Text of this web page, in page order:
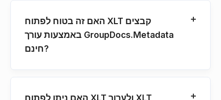
האם זה בטוח לפתוח XLT קבצים
באמצעות עורך GroupDocs.Metadata
חינם?
האם ניתן לפתוח XLT ולערוך XLT